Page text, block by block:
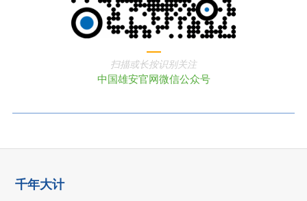
扫描或长按识别关注
中国雄安官网微信公众号
千年大计